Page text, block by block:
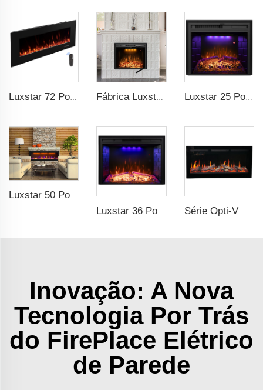
Luxstar 25 Polegadas Atacado Moderno Decorativo Inserções de Lareira Elétrica com Proteção Contra Superaquecimento e Som de Estalos de Fogo
Luxstar 50 Polegadas GP Moderna Aquecedor de Lareira Elétrica para Mídia Interna com Controle por Aplicativo Wifi e Controle Remoto, LED Real com Luz de Chama, Royal Slim
Luxstar 36 Polegadas Doméstico Inteligente Artificial LED Elétrica Inserção de Lareira Aquecedores com Decor Sfeerhaard Efeito de Chama Realista
Série Opti-V Chama Realista Linear Incorporada Lareira Elétrica
Inovação: A Nova
Tecnologia Por Trás
do FirePlace Elétrico
de Parede